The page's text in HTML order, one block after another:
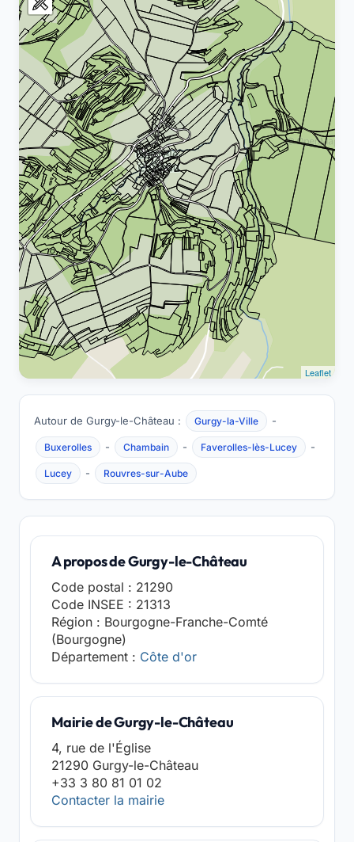
Leaflet
Autour de Gurgy-le-Château : Gurgy-la-Ville -
Buxerolles - Chambain - Faverolles-lès-Lucey -
Lucey - Rouvres-sur-Aube
A propos de Gurgy-le-Château
Code postal : 21290
Code INSEE : 21313
Région : Bourgogne-Franche-Comté
(Bourgogne)
Département : Côte d'or
Mairie de Gurgy-le-Château
4, rue de l'Église
21290 Gurgy-le-Château
+33 3 80 81 01 02
Contacter la mairie